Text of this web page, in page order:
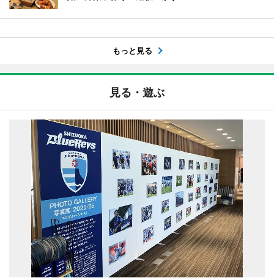
もっと見る
見る・遊ぶ